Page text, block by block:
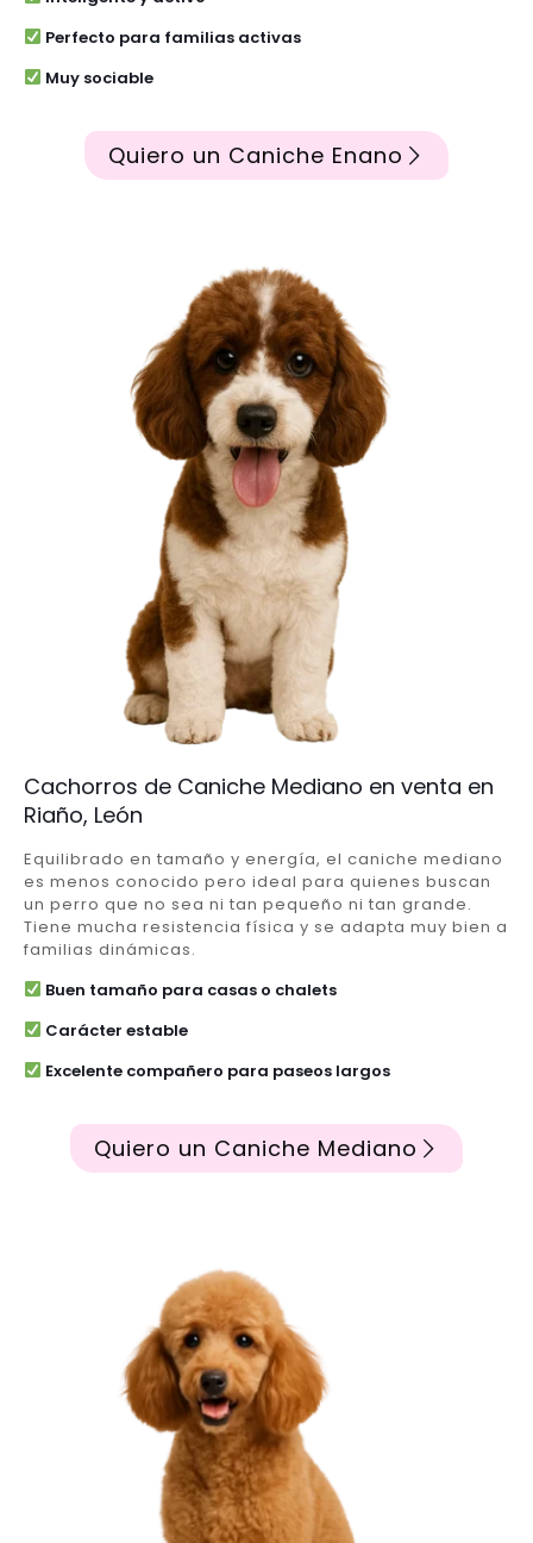
Perfecto para familias activas
Muy sociable
Quiero un Caniche Enano
Cachorros de Caniche Mediano en venta en
Riaño, León
Equilibrado en tamaño y energía, el caniche mediano
es menos conocido pero ideal para quienes buscan
un perro que no sea ni tan pequeño ni tan grande.
Tiene mucha resistencia física y se adapta muy bien a
familias dinámicas.
Buen tamaño para casas o chalets
Carácter estable
Excelente compañero para paseos largos
Quiero un Caniche Mediano